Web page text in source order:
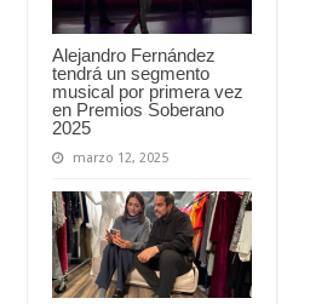
Alejandro Fernández
tendrá un segmento
musical por primera vez
en Premios Soberano
2025
marzo 12, 2025